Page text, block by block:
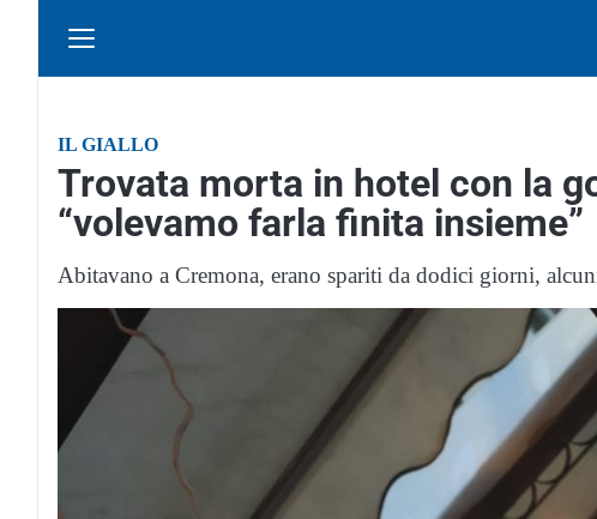
IL GIALLO
Trovata morta in hotel con la
“volevamo farla finita insieme”
Abitavano a Cremona, erano spariti da dodici giorni,